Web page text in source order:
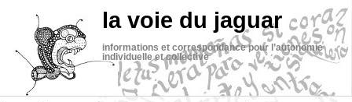
la voie du jaguar
informations et correspondance pour l’autonomie
individuelle et collective